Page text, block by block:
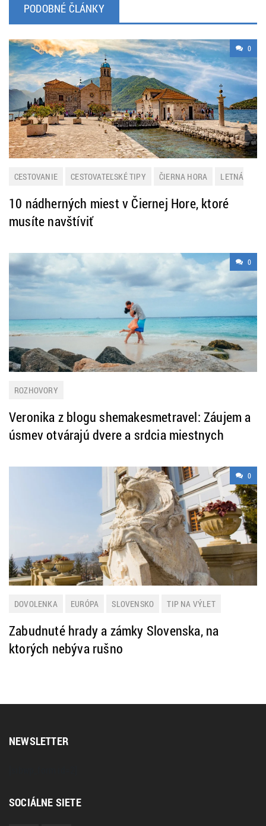
PODOBNÉ ČLÁNKY
0
CESTOVANIE CESTOVATEĽSKÉ TIPY ČIERNA HORA
LETNÁ
10 nádherných miest v Čiernej Hore, ktoré
musíte navštíviť
0
ROZHOVORY
Veronika z blogu shemakesmetravel: Záujem a
úsmev otvárajú dvere a srdcia miestnych
0
DOVOLENKA EURÓPA SLOVENSKO
TIP NA VÝLET
Zabudnuté hrady a zámky Slovenska, na
ktorých nebýva rušno
NEWSLETTER
SOCIÁLNE SIETE